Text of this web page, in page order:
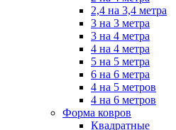
2,4 на 3,4 метра
3 на 3 метра
3 на 4 метра
4 на 4 метра
5 на 5 метра
6 на 6 метра
4 на 5 метров
4 на 6 метров
Форма ковров
Квадратные